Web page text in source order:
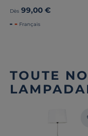
Dès 99,00 €
Français
TOUTE